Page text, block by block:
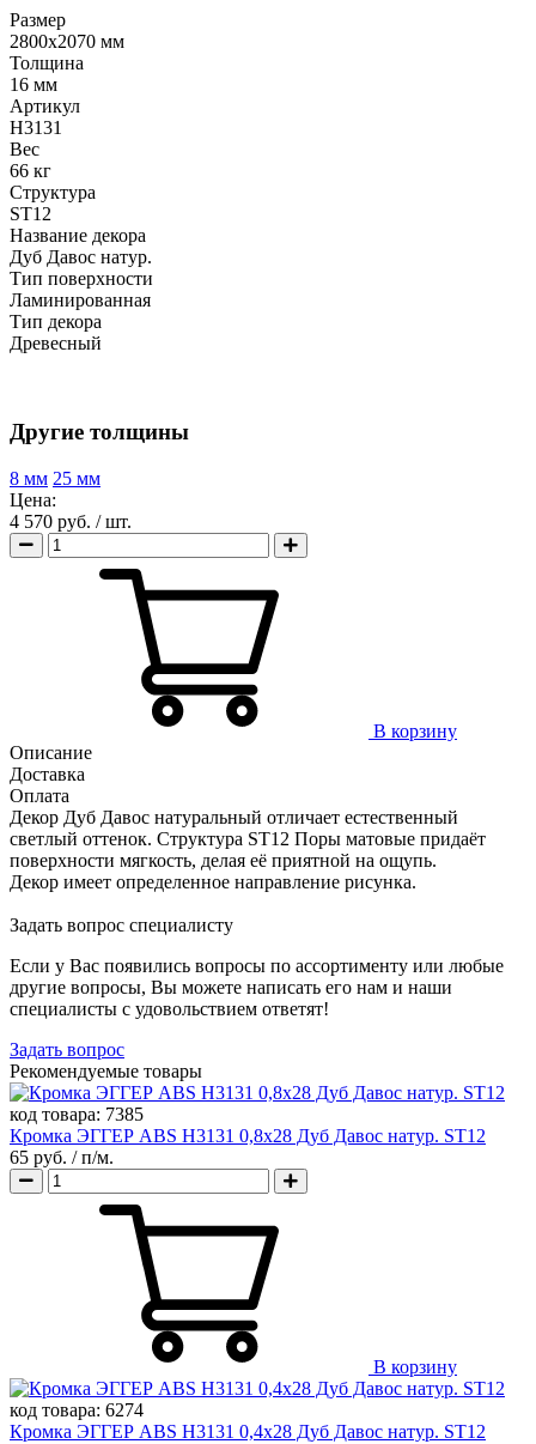
Размер
2800х2070 мм
Толщина
16 мм
Артикул
H3131
Вес
66 кг
Структура
ST12
Название декора
Дуб Давос натур.
Тип поверхности
Ламинированная
Тип декора
Древесный
Другие толщины
8 мм 25 мм
Цена:
4 570 руб. / шт.
В корзину
Описание
Доставка
Оплата
Декор Дуб Давос натуральный отличает естественный
светлый оттенок. Структура ST12 Поры матовые придаёт
поверхности мягкость, делая её приятной на ощупь.
Декор имеет определенное направление рисунка.
Задать вопрос специалисту
Если у Вас появились вопросы по ассортименту или любые
другие вопросы, Вы можете написать его нам и наши
специалисты с удовольствием ответят!
Задать вопрос
Рекомендуемые товары
код товара: 7385
Кромка ЭГГЕР ABS H3131 0,8х28 Дуб Давос натур. ST12
65 руб. / п/м.
В корзину
код товара: 6274
Кромка ЭГГЕР ABS H3131 0,4х28 Дуб Давос натур. ST12